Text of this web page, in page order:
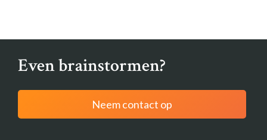
Even brainstormen?
Neem contact op